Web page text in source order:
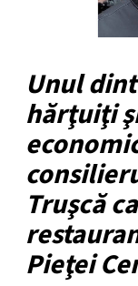
Unul
hărţuiţi
Truşcă
Pieţei